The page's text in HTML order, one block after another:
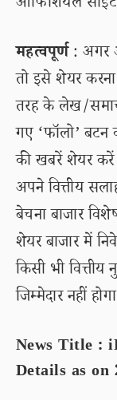
महत्वपूर्ण: अगर
तो इसे शेयर
तरह के लेख/
गए ‘फॉलो’ बटन
की खबरें शेयर
अपने वित्तीय
बेचना बाजार
शेयर बाजार में
किसी भी वित्तीय
जिम्मेदार नहीं
News Title :
Details as